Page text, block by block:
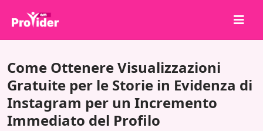
Chi siamo
Accedi
Iscriviti
Come Ottenere Visualizzazioni
Gratuite per le Storie in Evidenza di
Instagram per un Incremento
Immediato del Profilo